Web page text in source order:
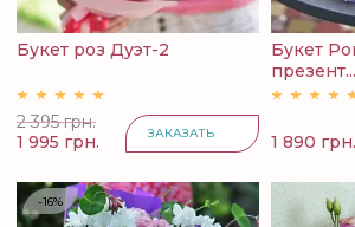
Букет роз Дуэт-2
2 395 грн.
1 995 грн.
ЗАКАЗАТЬ
Букет
презент...
1 890 грн.
-16%